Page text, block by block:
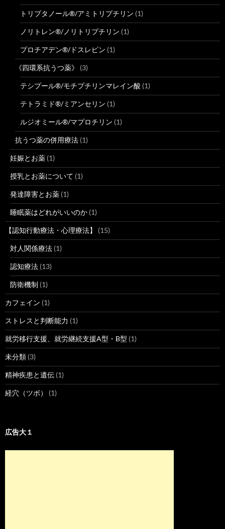
トリプタノール®/アミトリプチリン (1)
ノリトレン®/ノリトリプチリン (1)
プロチアデン®/ドスレピン (1)
《四環系抗うつ薬》 (3)
テシプール®/モチプチリンマレイン酸 (1)
テトラミド®/ミアンセリン (1)
ルジオミール®/マプロチリン (1)
抗うつ薬の併用療法 (1)
妊娠とお薬 (1)
授乳とお薬について (1)
発達障害とお薬 (1)
睡眠薬はどれがいいのか (1)
【認知行動療法・心理療法】 (15)
対人関係療法 (1)
認知療法 (13)
防衛機制 (1)
カフェイン (1)
ストレスと判断能力 (1)
就労移行支援、就労継続支援A型・B型 (1)
未分類 (3)
精神疾患と遺伝 (1)
経穴（ツボ） (1)
広告大１